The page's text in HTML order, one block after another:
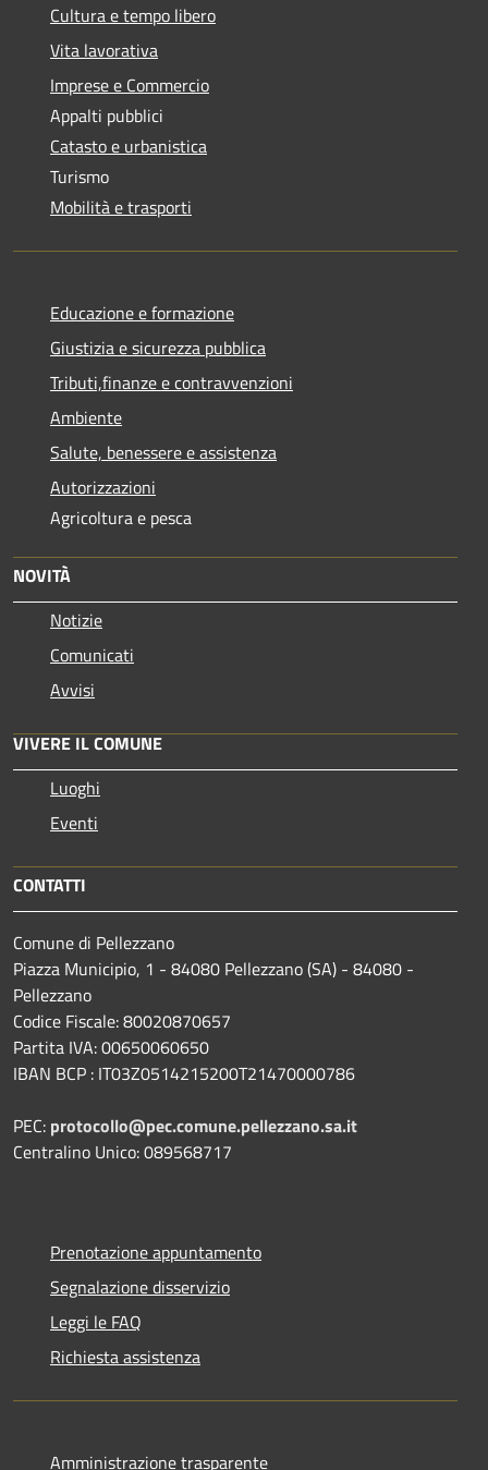
Cultura e tempo libero
Vita lavorativa
Imprese e Commercio
Appalti pubblici
Catasto e urbanistica
Turismo
Mobilità e trasporti
Educazione e formazione
Giustizia e sicurezza pubblica
Tributi,finanze e contravvenzioni
Ambiente
Salute, benessere e assistenza
Autorizzazioni
Agricoltura e pesca
NOVITÀ
Notizie
Comunicati
Avvisi
VIVERE IL COMUNE
Luoghi
Eventi
CONTATTI
Comune di Pellezzano
Piazza Municipio, 1 - 84080 Pellezzano (SA) - 84080 -
Pellezzano
Codice Fiscale: 80020870657
Partita IVA: 00650060650
IBAN BCP : IT03Z0514215200T21470000786
PEC: protocollo@pec.comune.pellezzano.sa.it
Centralino Unico: 089568717
Prenotazione appuntamento
Segnalazione disservizio
Leggi le FAQ
Richiesta assistenza
Amministrazione trasparente